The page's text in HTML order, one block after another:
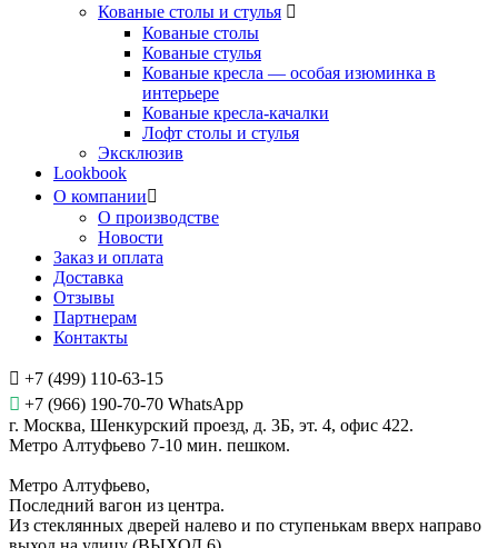
Кованые столы и стулья
Кованые столы
Кованые стулья
Кованые кресла — особая изюминка в
интерьере
Кованые кресла-качалки
Лофт столы и стулья
Эксклюзив
Lookbook
О компании
О производстве
Новости
Заказ и оплата
Доставка
Отзывы
Партнерам
Контакты
+7 (499) 110-63-15
+7 (966) 190-70-70 WhatsApp
г. Москва, Шенкурский проезд, д. 3Б, эт. 4, офис 422.
Метро Алтуфьево 7-10 мин. пешком.
Метро Алтуфьево,
Последний вагон из центра.
Из стеклянных дверей налево и по ступенькам вверх направо